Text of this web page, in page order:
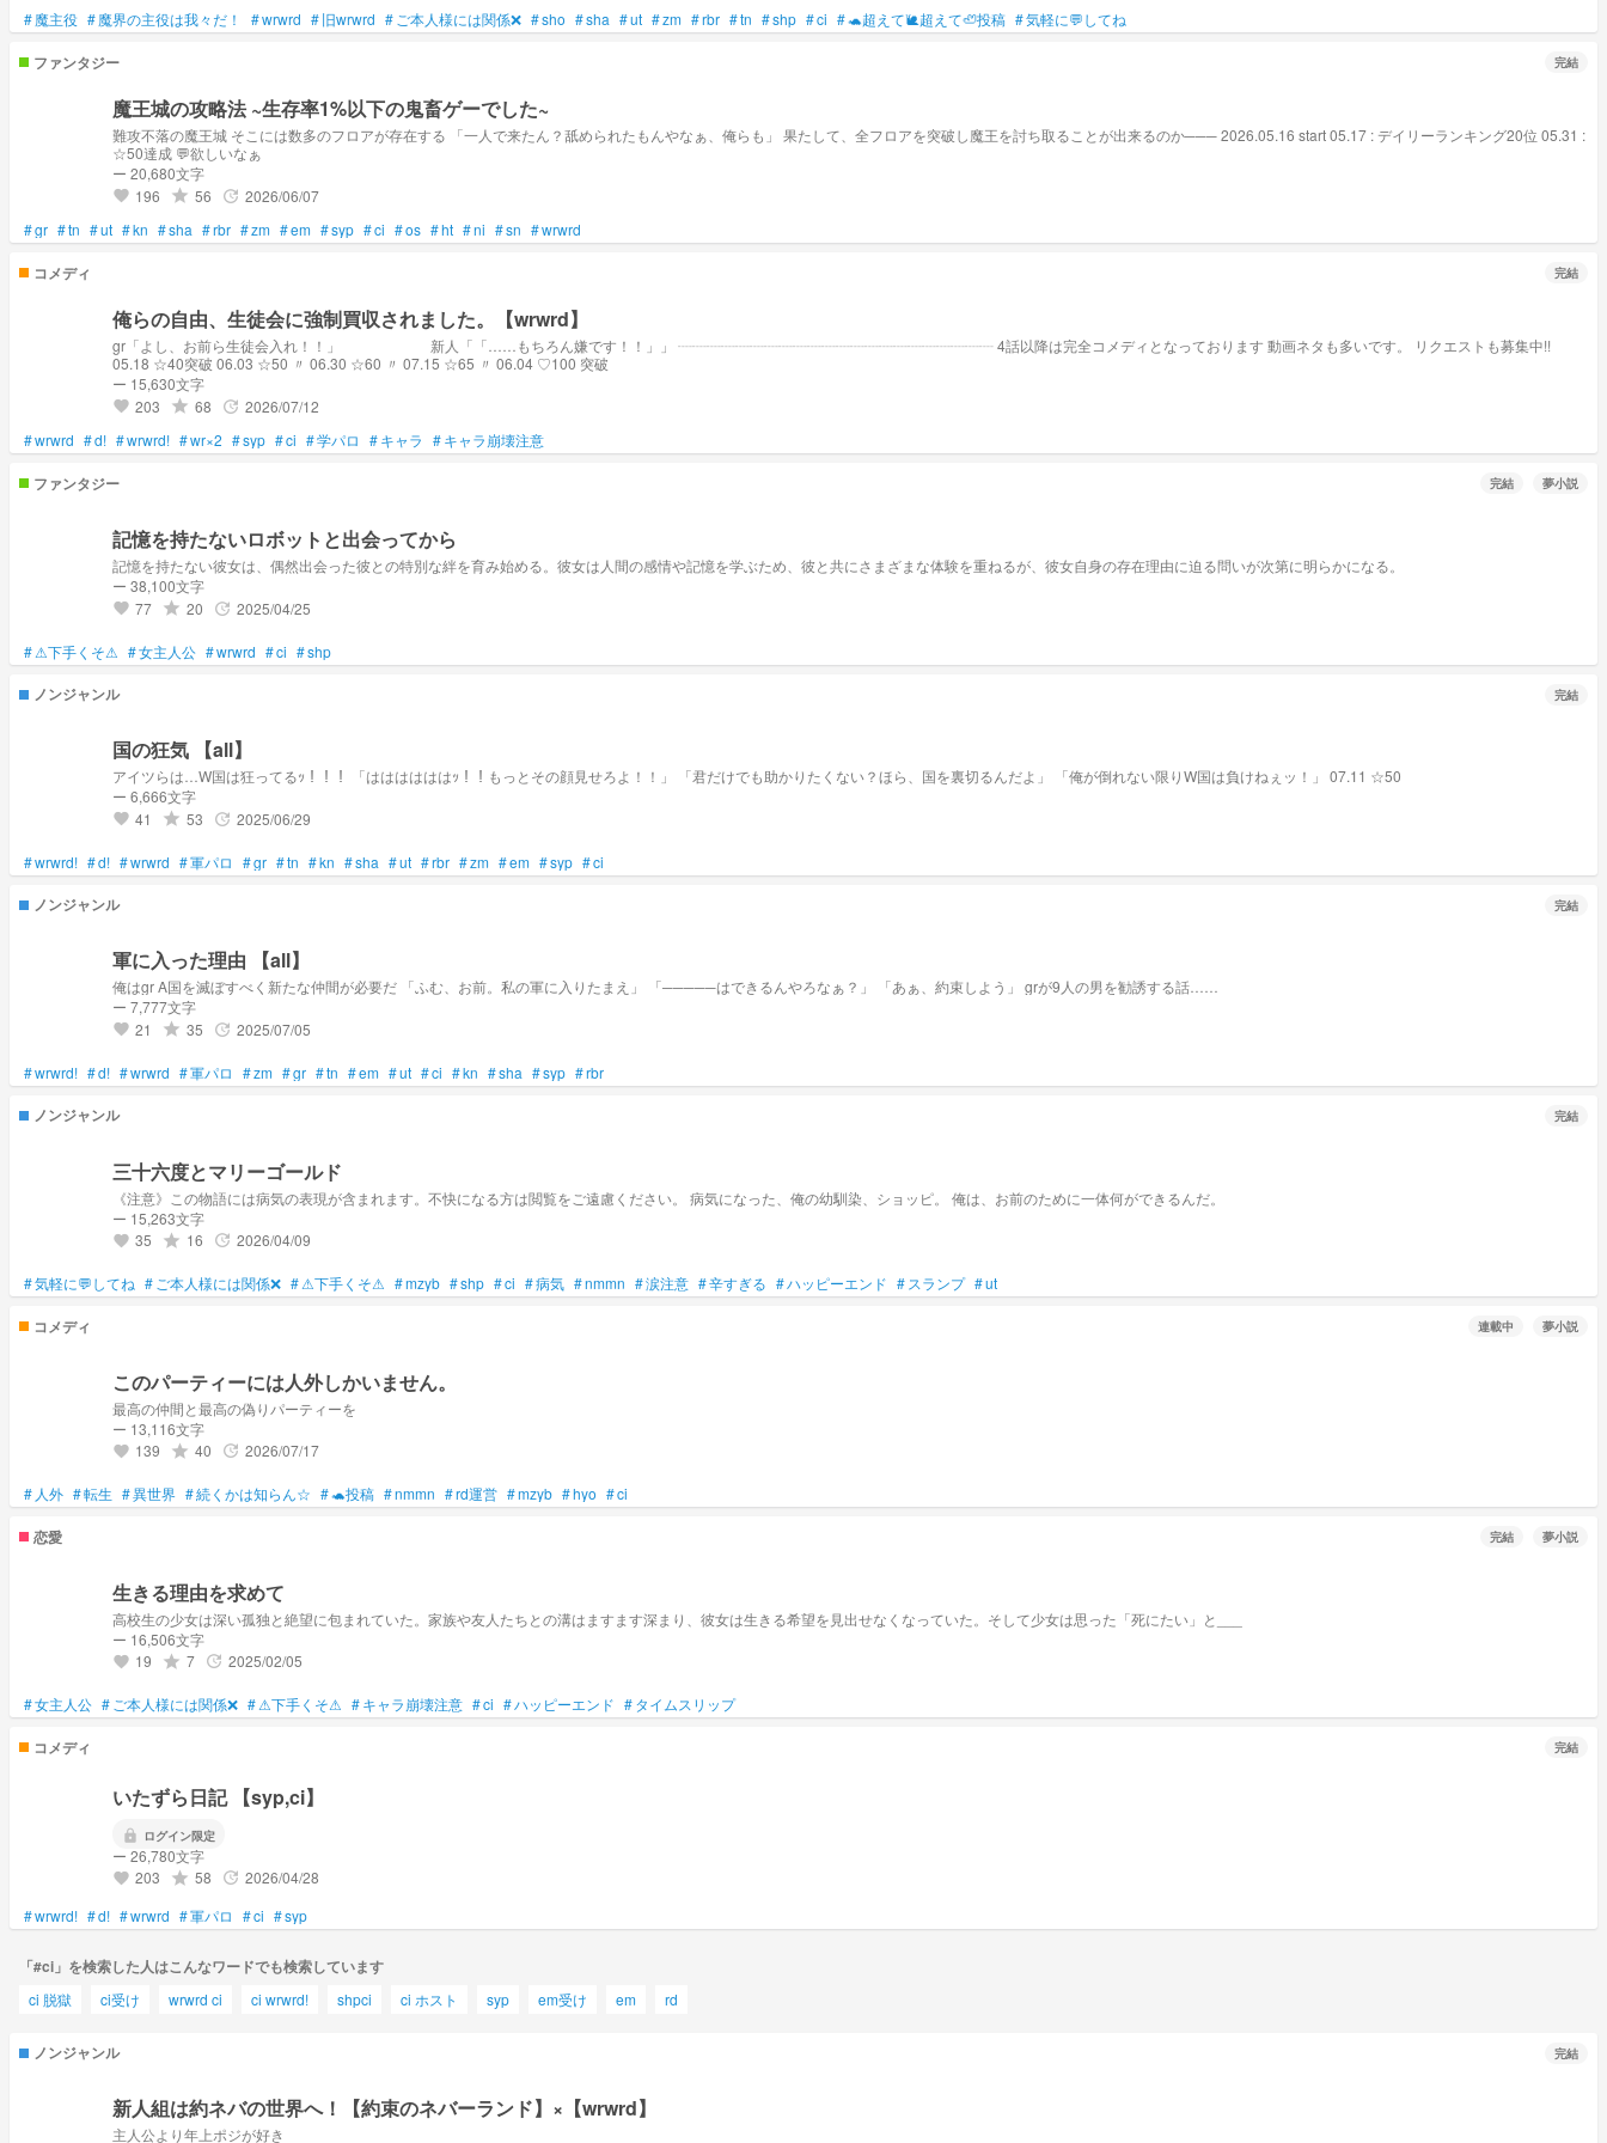
#魔主役 #魔界の主役は我々だ！ #wrwrd #旧wrwrd # ご本人様には関係❌ #sho #sha #ut #zm #rbr #tn #shp #ci #🐢超えて🐌超えて🦥投稿 #気軽に💬してね
ファンタジー 完結
魔王城の攻略法 ~生存率1%以下の鬼畜ゲーでした~
難攻不落の魔王城 そこには数多のフロアが存在する 「一人で来たん？舐められたもんやなぁ、俺らも」 果たして、全フロアを突破し魔王を討ち取ることが出来るのか─── 2026.05.16 start 05.17 : デイリーランキング20位 05.31 :
☆50達成 💬欲しいなぁ
ー 20,680文字
favorite 196 grade 56 update 2026/06/07
#gr #tn #ut #kn #sha #rbr #zm #em #syp #ci #os #ht #ni #sn #wrwrd
コメディ 完結
俺らの自由、生徒会に強制買収されました。【wrwrd】
gr「よし、お前ら生徒会入れ！！」⠀​​ㅤㅤㅤ⠀⠀​⠀ ⠀ ⠀ ⠀ 新人「「……もちろん嫌です！！」」 ┈┈┈┈┈┈┈┈┈┈┈┈┈┈┈┈┈┈┈┈┈┈ 4話以降は完全コメディとなっております 動画ネタも多いです。 リクエストも募集中!!
05.18 ☆40突破 06.03 ☆50 〃 06.30 ☆60 〃 07.15 ☆65 〃 06.04 ♡100 突破
ー 15,630文字
favorite 203 grade 68 update 2026/07/12
#wrwrd #d! #wrwrd! #wr×2 #syp #ci #学パロ #キャラ #キャラ崩壊注意
ファンタジー 完結 夢小説
記憶を持たないロボットと出会ってから
記憶を持たない彼女は、偶然出会った彼との特別な絆を育み始める。彼女は人間の感情や記憶を学ぶため、彼と共にさまざまな体験を重ねるが、彼女自身の存在理由に迫る問いが次第に明らかになる。
ー 38,100文字
favorite 77 grade 20 update 2025/04/25
#⚠下手くそ⚠ #女主人公 #wrwrd #ci #shp
ノンジャンル 完結
国の狂気 【all】
アイツらは…W国は狂ってるｯ！！！ 「ははははははｯ！！もっとその顔見せろよ！！」 「君だけでも助かりたくない？ほら、国を裏切るんだよ」 「俺が倒れない限りW国は負けねぇッ！」 07.11 ☆50
ー 6,666文字
favorite 41 grade 53 update 2025/06/29
#wrwrd! #d! #wrwrd #軍パロ #gr #tn #kn #sha #ut #rbr #zm #em #syp #ci
ノンジャンル 完結
軍に入った理由 【all】
俺はgr A国を滅ぼすべく新たな仲間が必要だ 「ふむ、お前。私の軍に入りたまえ」 「─────はできるんやろなぁ？」 「あぁ、約束しよう」 grが9人の男を勧誘する話……
ー 7,777文字
favorite 21 grade 35 update 2025/07/05
#wrwrd! #d! #wrwrd #軍パロ #zm #gr #tn #em #ut #ci #kn #sha #syp #rbr
ノンジャンル 完結
三十六度とマリーゴールド
《注意》この物語には病気の表現が含まれます。不快になる方は閲覧をご遠慮ください。 病気になった、俺の幼馴染、ショッピ。 俺は、お前のために一体何ができるんだ。
ー 15,263文字
favorite 35 grade 16 update 2026/04/09
#気軽に💬してね # ご本人様には関係❌ #⚠下手くそ⚠ #mzyb #shp #ci #病気 #nmmn #涙注意 #辛すぎる #ハッピーエンド # スランプ #ut
コメディ 連載中 夢小説
このパーティーには人外しかいません。
最高の仲間と最高の偽りパーティーを
ー 13,116文字
favorite 139 grade 40 update 2026/07/17
# 人外 #転生 #異世界 #続くかは知らん☆ #🐢投稿 #nmmn #rd運営 #mzyb #hyo #ci
恋愛 完結 夢小説
生きる理由を求めて
高校生の少女は深い孤独と絶望に包まれていた。家族や友人たちとの溝はますます深まり、彼女は生きる希望を見出せなくなっていた。そして少女は思った「死にたい」と___
ー 16,506文字
favorite 19 grade 7 update 2025/02/05
#女主人公 #ご本人様には関係❌ #⚠下手くそ⚠ #キャラ崩壊注意 #ci #ハッピーエンド #タイムスリップ
コメディ 完結
いたずら日記 【syp,ci】
lock ログイン限定
ー 26,780文字
favorite 203 grade 58 update 2026/04/28
#wrwrd! #d! #wrwrd #軍パロ #ci #syp
「#ci」を検索した人はこんなワードでも検索しています
ci 脱獄 ci受け wrwrd ci ci wrwrd! shpci ci ホスト syp em受け em rd
ノンジャンル 完結
新人組は約ネバの世界へ！【約束のネバーランド】×【wrwrd】
主人公より年上ポジが好き